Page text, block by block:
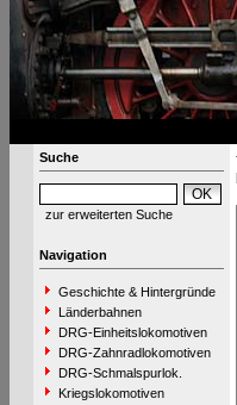
Suche
zur erweiterten Suche
Navigation
Geschichte & Hintergründe
Länderbahnen
DRG-Einheitslokomotiven
DRG-Zahnradlokomotiven
DRG-Schmalspurlok.
Kriegslokomotiven